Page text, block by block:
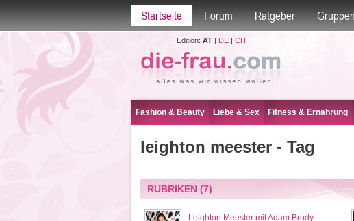
Startseite Forum Ratgeber
Edition: AT| DE| CH
Fashion & Beauty Liebe & Sex Fitness & Ernährung
leighton meester - Tag
RUBRIKEN(7)
Leighton Meester mit Adam Brody